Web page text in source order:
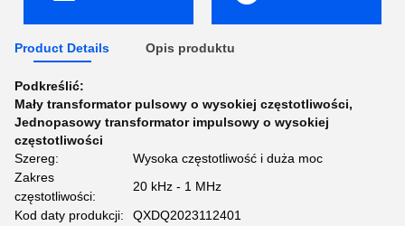
Product Details Opis produktu
Podkreślić:
Mały transformator pulsowy o wysokiej częstotliwości,
Jednopasowy transformator impulsowy o wysokiej
częstotliwości
Szereg:
Wysoka częstotliwość i duża moc
Zakres
częstotliwości:
20 kHz - 1 MHz
Kod daty produkcji:
QXDQ2023112401